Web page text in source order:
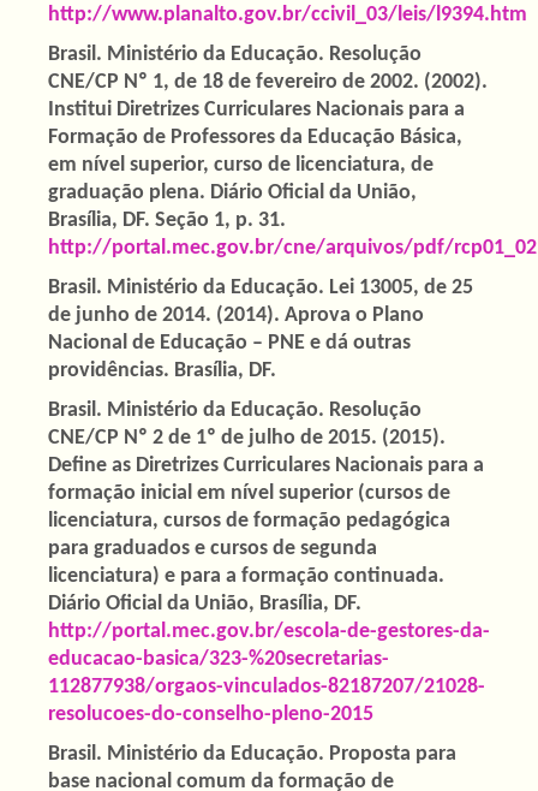
http://www.planalto.gov.br/ccivil_03/leis/l9394.htm
Brasil. Ministério da Educação. Resolução
CNE/CP Nº 1, de 18 de fevereiro de 2002. (2002).
Institui Diretrizes Curriculares Nacionais para a
Formação de Professores da Educação Básica,
em nível superior, curso de licenciatura, de
graduação plena. Diário Oficial da União,
Brasília, DF. Seção 1, p. 31.
http://portal.mec.gov.br/cne/arquivos/pdf/
Brasil. Ministério da Educação. Lei 13005, de 25
de junho de 2014. (2014). Aprova o Plano
Nacional de Educação – PNE e dá outras
providências. Brasília, DF.
Brasil. Ministério da Educação. Resolução
CNE/CP Nº 2 de 1º de julho de 2015. (2015).
Define as Diretrizes Curriculares Nacionais para a
formação inicial em nível superior (cursos de
licenciatura, cursos de formação pedagógica
para graduados e cursos de segunda
licenciatura) e para a formação continuada.
Diário Oficial da União, Brasília, DF.
http://portal.mec.gov.br/escola-de-gestores-da-
educacao-basica/323-%20secretarias-
112877938/orgaos-vinculados-82187207/21028-
resolucoes-do-conselho-pleno-2015
Brasil. Ministério da Educação. Proposta para
base nacional comum da formação de